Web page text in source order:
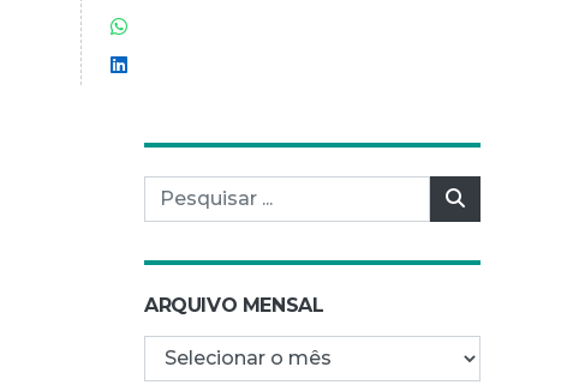
Compartilhar no WhatsApp
Compartilhar no LinkedIn
Pesquisar por:
ARQUIVO MENSAL
Arquivo mensal